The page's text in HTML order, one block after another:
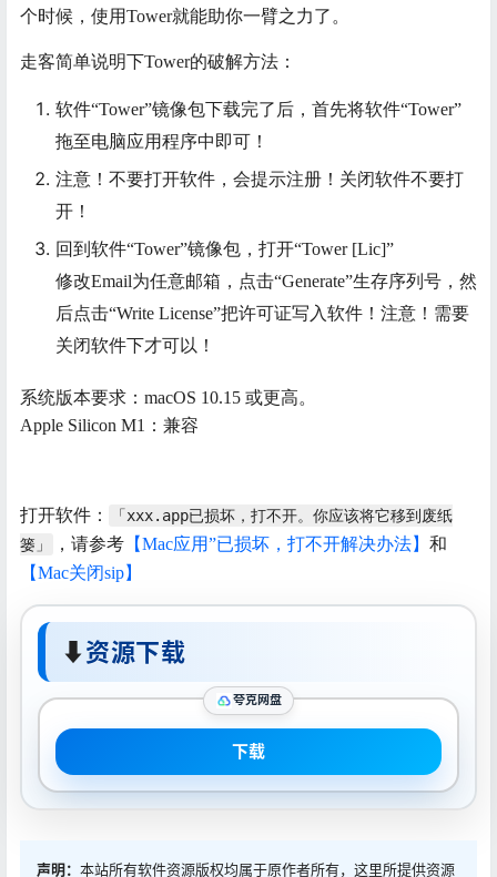
个时候，使用Tower就能助你一臂之力了。
走客简单说明下Tower的破解方法：
软件“Tower”镜像包下载完了后，首先将软件“Tower”
拖至电脑应用程序中即可！
注意！不要打开软件，会提示注册！关闭软件不要打
开！
回到软件“Tower”镜像包，打开“Tower [Lic]”
修改Email为任意邮箱，点击“Generate”生存序列号，然
后点击“Write License”把许可证写入软件！注意！需要
关闭软件下才可以！
系统版本要求：macOS 10.15 或更高。
Apple Silicon M1：兼容
打开软件：
「xxx.app已损坏，打不开。你应该将它移到废纸
篓」
，请参考 【Mac应用”已损坏，打不开解决办法】 和
【Mac关闭sip】
⬇资源下载
夸克网盘
下载
声明： 本站所有软件资源版权均属于原作者所有，这里所提供资源